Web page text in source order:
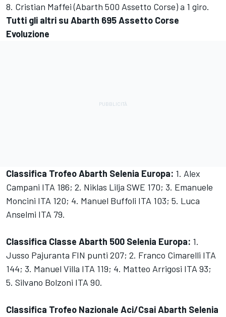
8. Cristian Maffei (Abarth 500 Assetto Corse) a 1 giro.
Tutti gli altri su Abarth 695 Assetto Corse
Evoluzione
Classifica Trofeo Abarth Selenia Europa: 1. Alex
Campani ITA 186; 2. Niklas Lilja SWE 170; 3. Emanuele
Moncini ITA 120; 4. Manuel Buffoli ITA 103; 5. Luca
Anselmi ITA 79.
Classifica Classe Abarth 500 Selenia Europa: 1.
Jusso Pajuranta FIN punti 207; 2. Franco Cimarelli ITA
144; 3. Manuel Villa ITA 119; 4. Matteo Arrigosi ITA 93;
5. Silvano Bolzoni ITA 90.
Classifica Trofeo Nazionale Aci/Csai Abarth Selenia